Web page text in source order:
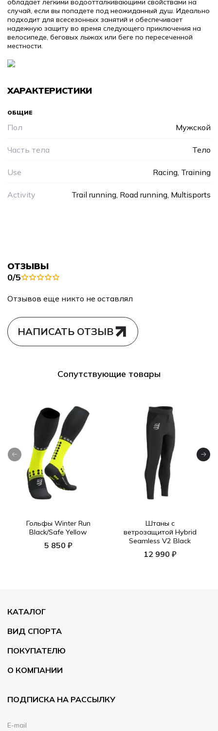
обладает легкими водоотталкивающими свойствами на
случай, если вы попадете под неожиданный душ. Идеально
подходит для всесезонных занятий и обеспечивает
надежную защиту во время следующего приключения на
велосипеде, беговых лыжах или беге по пересеченной
местности.
ХАРАКТЕРИСТИКИ
ОБЩИЕ
Пол Мужской
Часть тела Тело
Use Racing, Training
Activity Trail running, Road running, Multisports
ОТЗЫВЫ
0/5
Отзывов еще никто не оставлял
НАПИСАТЬ ОТЗЫВ
Сопутствующие товары
Гольфы Winter Run
Black/Safe Yellow
5 850 ₽
Штаны с
ветрозащитой Hybrid
Seamless V2 Black
12 990 ₽
КАТАЛОГ
ВИД СПОРТА
ПОКУПАТЕЛЮ
О КОМПАНИИ
ПОДПИСКА НА РАССЫЛКУ